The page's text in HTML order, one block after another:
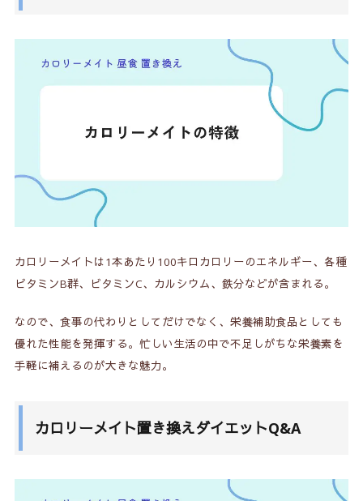
カロリーメイトは1本あたり100キロカロリーのエネルギー、各種
ビタミンB群、ビタミンC、カルシウム、鉄分などが含まれる。
なので、食事の代わりとしてだけでなく、栄養補助食品としても
優れた性能を発揮する。忙しい生活の中で不足しがちな栄養素を
手軽に補えるのが大きな魅力。
カロリーメイト置き換えダイエットQ&A